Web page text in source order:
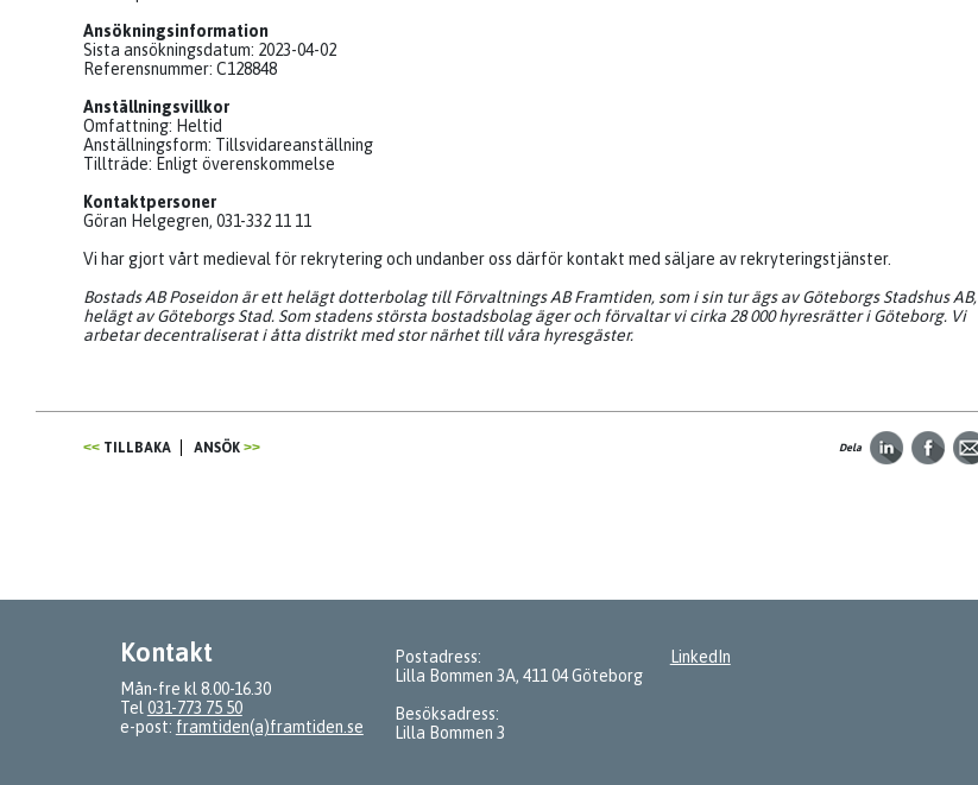
Ansökningsinformation
Sista ansökningsdatum: 2023-04-02
Referensnummer: C128848
Anställningsvillkor
Omfattning: Heltid
Anställningsform: Tillsvidareanställning
Tillträde: Enligt överenskommelse
Kontaktpersoner
Göran Helgegren, 031-332 11 11
Vi har gjort vårt medieval för rekrytering och undanber oss därför kontakt med säljare av rekryteringstjänster.
Bostads AB Poseidon är ett helägt dotterbolag till Förvaltnings AB Framtiden, som i sin tur ägs av Göteborgs Stadshus AB,
helägt av Göteborgs Stad. Som stadens största bostadsbolag äger och förvaltar vi cirka 28 000 hyresrätter i Göteborg. Vi
arbetar decentraliserat i åtta distrikt med stor närhet till våra hyresgäster.
TILLBAKA ANSÖK Dela
Kontakt
Mån-fre kl 8.00-16.30
Tel 031-773 75 50
e-post: framtiden(a)framtiden.se
Postadress:
Lilla Bommen 3A, 411 04 Göteborg
Besöksadress:
Lilla Bommen 3
LinkedIn